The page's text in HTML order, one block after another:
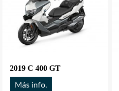
2019 C 400 GT
Más info.